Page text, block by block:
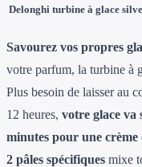
Delonghi turbine à glace
Savourez vos propres
votre parfum, la turbine à
Plus besoin de laisser au
12 heures, votre glace va
minutes pour une
2 pâles spécifiques mixe